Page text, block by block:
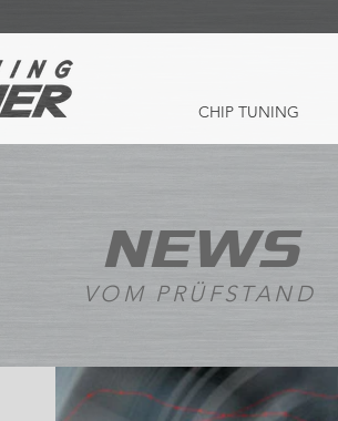
CHIP TUNING
NEWS
VOM PRÜFSTAND